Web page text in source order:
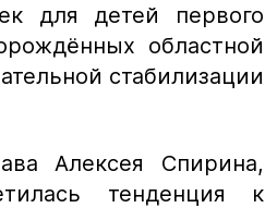
для детей первого
областной
стабилизации
Алексея Спирина,
тенденция к